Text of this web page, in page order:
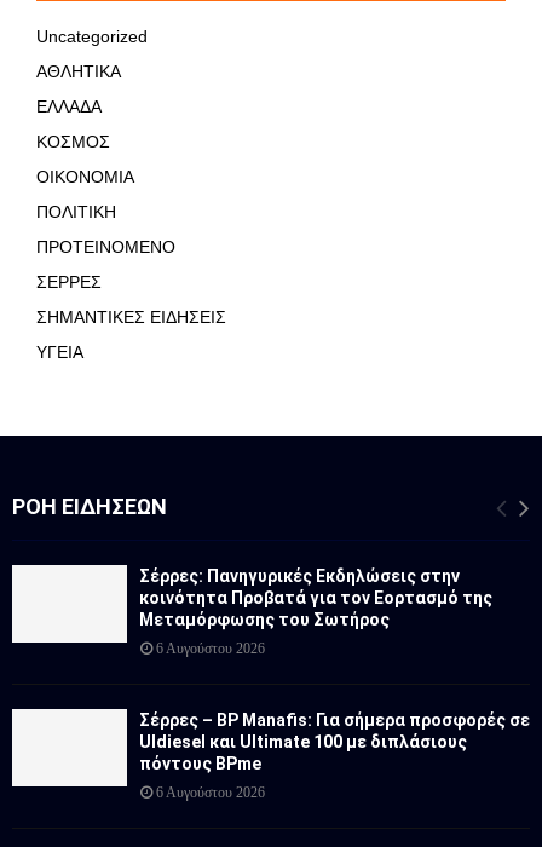
Uncategorized
ΑΘΛΗΤΙΚΑ
ΕΛΛΑΔΑ
ΚΟΣΜΟΣ
ΟΙΚΟΝΟΜΙΑ
ΠΟΛΙΤΙΚΗ
ΠΡΟΤΕΙΝΟΜΕΝΟ
ΣΕΡΡΕΣ
ΣΗΜΑΝΤΙΚΕΣ ΕΙΔΗΣΕΙΣ
ΥΓΕΙΑ
ΡΟΉ ΕΙΔΉΣΕΩΝ
Σέρρες: Πανηγυρικές Εκδηλώσεις στην
κοινότητα Προβατά για τον Εορτασμό της
Μεταμόρφωσης του Σωτήρος
6 Αυγούστου 2026
Σέρρες – BP Manafis: Για σήμερα προσφορές σε
Uldiesel και Ultimate 100 με διπλάσιους
πόντους BPme
6 Αυγούστου 2026